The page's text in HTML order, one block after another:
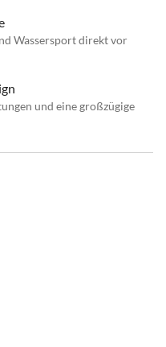
Wassersport direkt vor
und eine großzügige